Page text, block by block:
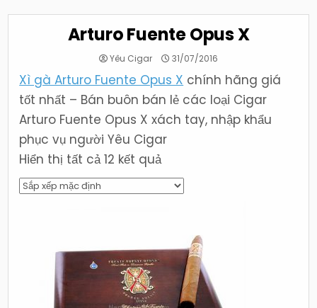
Arturo Fuente Opus X
Yêu Cigar 31/07/2016
Xì gà Arturo Fuente Opus X chính hãng giá
tốt nhất – Bán buôn bán lẻ các loại Cigar
Arturo Fuente Opus X xách tay, nhập khẩu
phục vụ người Yêu Cigar
Hiển thị tất cả 12 kết quả